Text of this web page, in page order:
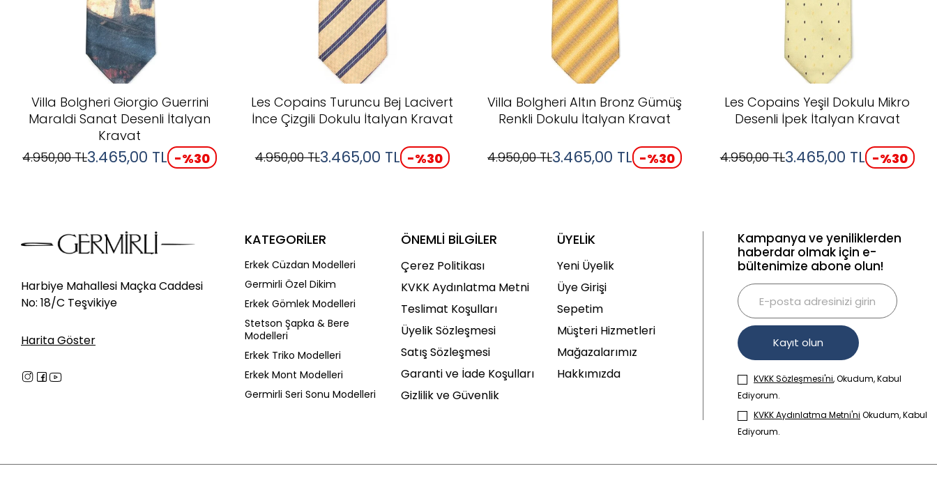
Villa Bolgheri Giorgio Guerrini
Maraldi Sanat Desenli İtalyan
Kravat
4.950,00TL3.465,00 TL -%30
Les Copains Turuncu Bej Lacivert
İnce Çizgili Dokulu İtalyan Kravat
4.950,00TL3.465,00 TL -%30
Villa Bolgheri Altın Bronz Gümüş
Renkli Dokulu İtalyan Kravat
4.950,00TL3.465,00 TL -%30
Les Copains Yeşil Dokulu Mikro
Desenli İpek İtalyan Kravat
4.950,00TL3.465,00 TL -%30
Harbiye Mahallesi Maçka Caddesi
No: 18/C Teşvikiye
Harita Göster
KATEGORİLER
Erkek Cüzdan Modelleri
Germirli Özel Dikim
Erkek Gömlek Modelleri
Stetson Şapka & Bere
Modelleri
Erkek Triko Modelleri
Erkek Mont Modelleri
Germirli Seri Sonu Modelleri
ÖNEMLİ BİLGİLER
Çerez Politikası
KVKK Aydınlatma Metni
Teslimat Koşulları
Üyelik Sözleşmesi
Satış Sözleşmesi
Garanti ve İade Koşulları
Gizlilik ve Güvenlik
ÜYELİK
Yeni Üyelik
Üye Girişi
Sepetim
Müşteri Hizmetleri
Mağazalarımız
Hakkımızda
Kampanya ve yeniliklerden
haberdar olmak için e-
bültenimize abone olun!
Kayıt olun
KVKK Sözleşmesi'ni, Okudum, Kabul
Ediyorum.
KVKK Aydınlatma Metni'ni Okudum, Kabul
Ediyorum.